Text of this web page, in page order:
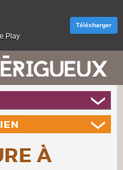
À
Play
Télécharger